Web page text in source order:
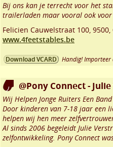
Bij ons kan je terrecht voor het
trailerladen maar vooral ook
Felicien Cauwelstraat 100, 9500,
www.4feetstables.be
Download VCARD Handig!
@Pony Connect -
Wij Helpen Jonge Ruiters Een
Door kinderen van 7-18 jaar een
helpen wij hen meer
Al sinds 2006 begeleidt Julie
zelfontwikkeling. Pony Connect